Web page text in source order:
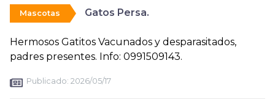
Mascotas Gatos Persa.
Hermosos Gatitos Vacunados y desparasitados,
padres presentes. Info: 0991509143.
Publicado: 2026/05/17